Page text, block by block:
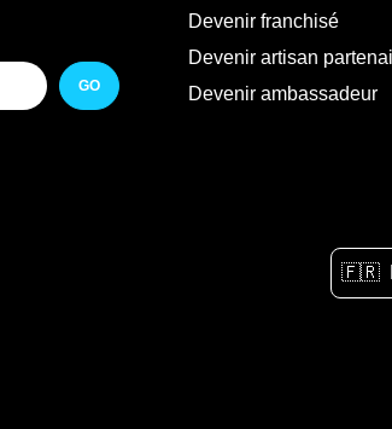
GO
Devenir franchisé
Devenir artisan
Devenir ambassadeur
🇫🇷